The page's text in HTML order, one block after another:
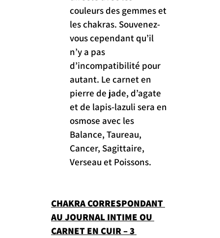
couleurs des gemmes et
les chakras. Souvenez-
vous cependant qu’il
n’y a pas
d’incompatibilité pour
autant. Le carnet en
pierre de jade, d’agate
et de lapis-lazuli sera en
osmose avec les
Balance, Taureau,
Cancer, Sagittaire,
Verseau et Poissons.
CHAKRA CORRESPONDANT
AU JOURNAL INTIME OU
CARNET EN CUIR – 3